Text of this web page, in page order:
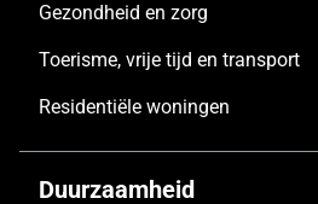
Gezondheid en zorg
Toerisme, vrije tijd en transport
Residentiële woningen
Duurzaamheid